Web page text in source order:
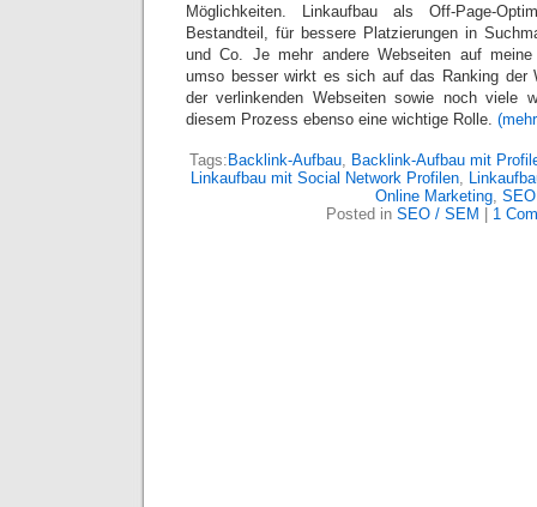
Möglichkeiten. Linkaufbau als Off-Page-
Bestandteil, für bessere Platzierungen in
und Co. Je mehr andere Webseiten auf meine
umso besser wirkt es sich auf das Ranking der
der verlinkenden Webseiten sowie noch viele
diesem Prozess ebenso eine wichtige Rolle.
Tags: Backlink-Aufbau, Backlink-Aufbau mit
Linkaufbau mit Social Network Profilen,
Online Marketing, SEO
Posted in SEO / SEM 1